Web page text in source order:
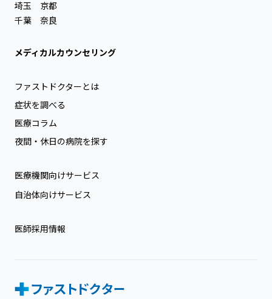
埼玉
千葉
京都
奈良
メディカルカウンセリング
ファストドクターとは
症状を調べる
医療コラム
夜間・休日の病院を探す
医療機関向けサービス
自治体向けサービス
医師採用情報